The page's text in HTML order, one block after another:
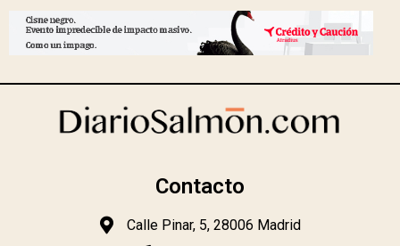
Contacto
Calle Pinar, 5, 28006 Madrid